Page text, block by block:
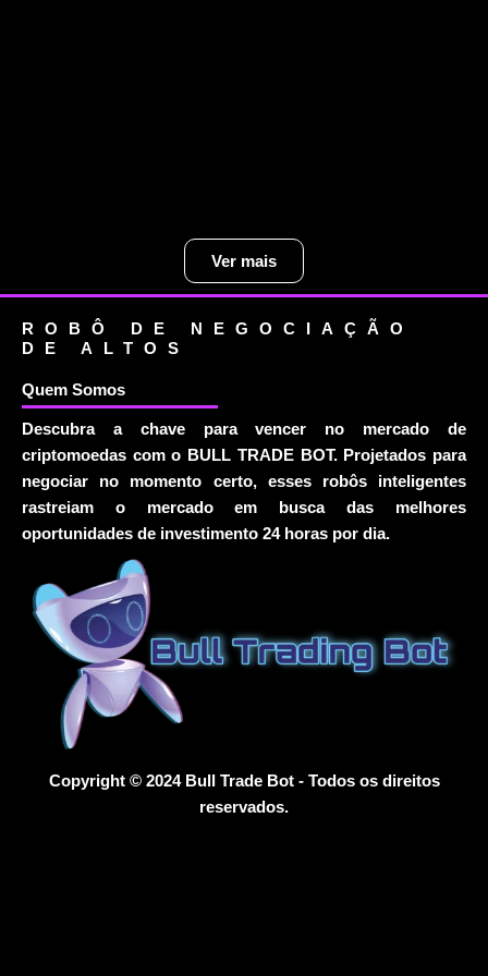
Ver mais
ROBÔ DE NEGOCIAÇÃO
DE ALTOS
Quem Somos
Descubra a chave para vencer no mercado de
criptomoedas com o BULL TRADE BOT. Projetados para
negociar no momento certo, esses robôs inteligentes
rastreiam o mercado em busca das melhores
oportunidades de investimento 24 horas por dia.
Copyright © 2024 Bull Trade Bot - Todos os direitos
reservados.